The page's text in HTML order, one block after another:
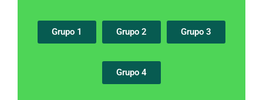
Grupo 1 Grupo 2 Grupo 3
Grupo 4